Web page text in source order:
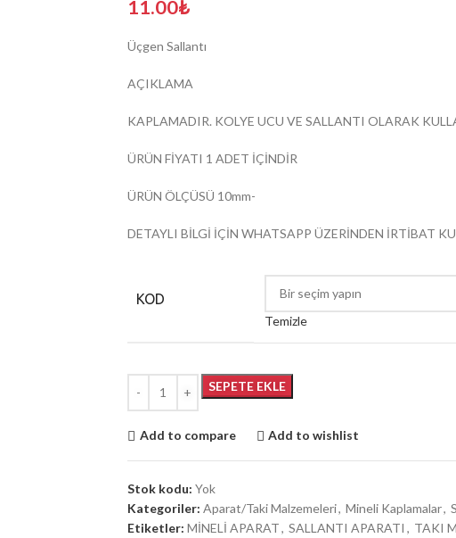
11.00₺
Üçgen Sallantı
AÇIKLAMA
KAPLAMADIR. KOLYE UCU VE SALLANTI OLARAK
ÜRÜN FİYATI 1 ADET İÇİNDİR
ÜRÜN ÖLÇÜSÜ 10mm-
DETAYLI BİLGİ İÇİN WHATSAPP ÜZERİNDEN İRTİBAT
KOD
Temizle
SEPETE EKLE
Add to compare Add to wishlist
Stok kodu: Yok
Kategoriler: Aparat/Taki Malzemeleri, Mineli Kaplamalar,
Etiketler: MİNELİ APARAT, SALLANTI APARATI , TAKI